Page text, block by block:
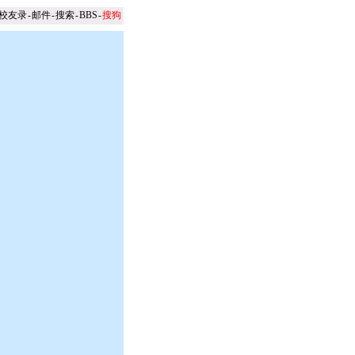
友录-邮件-搜索-BBS-搜狗